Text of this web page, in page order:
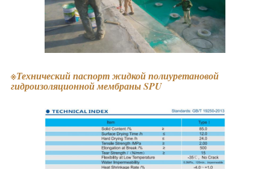
※Технический паспорт жидкой полиуретановой
гидроизоляционной мембраны SPU